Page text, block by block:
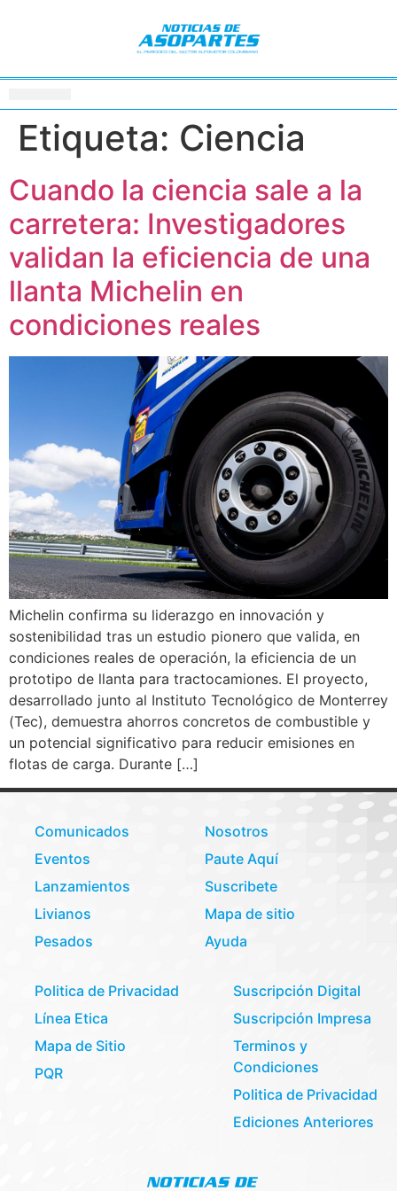
Etiqueta: Ciencia
Cuando la ciencia sale a la
carretera: Investigadores
validan la eficiencia de una
llanta Michelin en
condiciones reales
Michelin confirma su liderazgo en innovación y
sostenibilidad tras un estudio pionero que valida, en
condiciones reales de operación, la eficiencia de un
prototipo de llanta para tractocamiones. El proyecto,
desarrollado junto al Instituto Tecnológico de Monterrey
(Tec), demuestra ahorros concretos de combustible y
un potencial significativo para reducir emisiones en
flotas de carga. Durante […]
Comunicados
Eventos
Lanzamientos
Livianos
Pesados
Nosotros
Paute Aquí
Suscribete
Mapa de sitio
Ayuda
Politica de Privacidad
Línea Etica
Mapa de Sitio
PQR
Suscripción Digital
Suscripción Impresa
Terminos y
Condiciones
Politica de Privacidad
Ediciones Anteriores